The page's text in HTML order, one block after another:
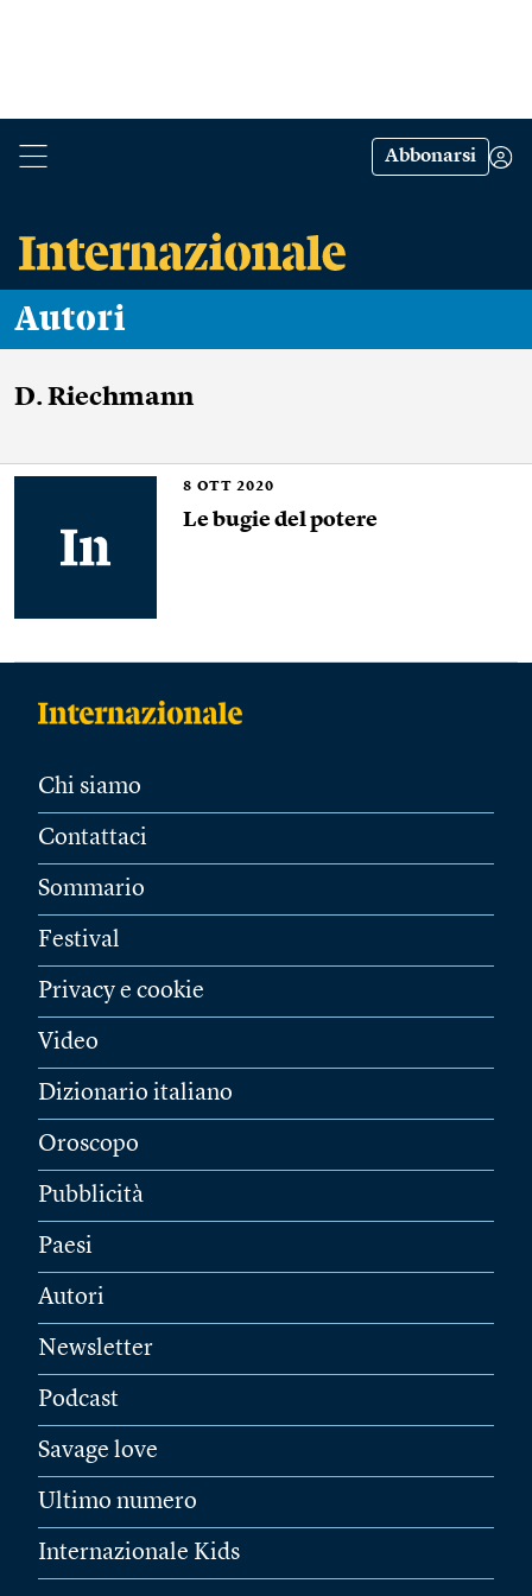
Abbonarsi
Autori
D. Riechmann
8 OTT 2020
Le bugie del potere
Chi siamo
Contattaci
Sommario
Festival
Privacy e cookie
Video
Dizionario italiano
Oroscopo
Pubblicità
Paesi
Autori
Newsletter
Podcast
Savage love
Ultimo numero
Internazionale Kids